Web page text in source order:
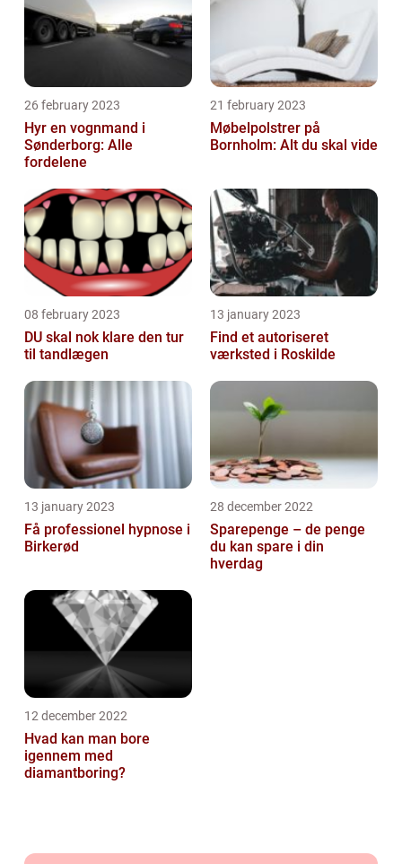
26 february 2023
Hyr en vognmand i
Sønderborg: Alle
fordelene
21 february 2023
Møbelpolstrer på
Bornholm: Alt du skal vide
08 february 2023
DU skal nok klare den tur
til tandlægen
13 january 2023
Find et autoriseret
værksted i Roskilde
13 january 2023
Få professionel hypnose i
Birkerød
28 december 2022
Sparepenge – de penge
du kan spare i din
hverdag
12 december 2022
Hvad kan man bore
igennem med
diamantboring?